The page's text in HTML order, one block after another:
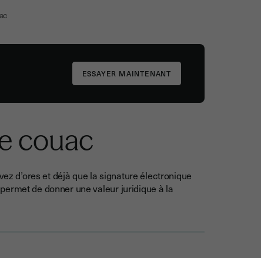
couac
d’ores et déjà que la signature électronique
de donner une valeur juridique à la